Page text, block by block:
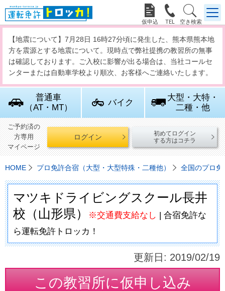
  
【地震について】7月28日 16時27分頃に発生した、熊本県熊本地
方を震源とする地震について。現時点で弊社提携の教習所の無事
は確認しております。ご入校に影響が出る場合は、当社コールセ
ンターまたは自動車学校より順次、お客様へご連絡いたします。
普通車
（AT・MT）
バイク
大型・大特・
二種・他
ご予約済の
方専用
マイページ
ログイン
初めてログイン
する方はコチラ
HOME プロ免許合宿（大型・大型特殊・二種他） 全国のプロ
マツキドライビングスクール長井
校（山形県）
※交通費支給なし | 合宿免許な
ら運転免許トロッカ！
更新日: 2019/02/19
この教習所に仮申し込み